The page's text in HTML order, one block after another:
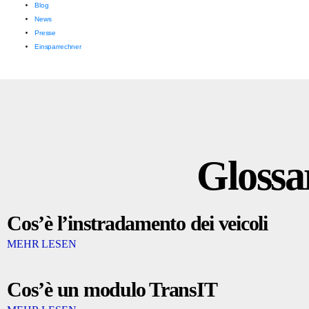
Blog
News
Presse
Einsparrechner
Cos’è l’instradamento dei veicoli
MEHR LESEN
Cos’è un modulo TransIT